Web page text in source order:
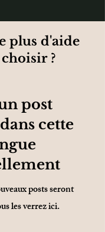
plus d'aide
?
post
cette
posts seront
les verrez ici.